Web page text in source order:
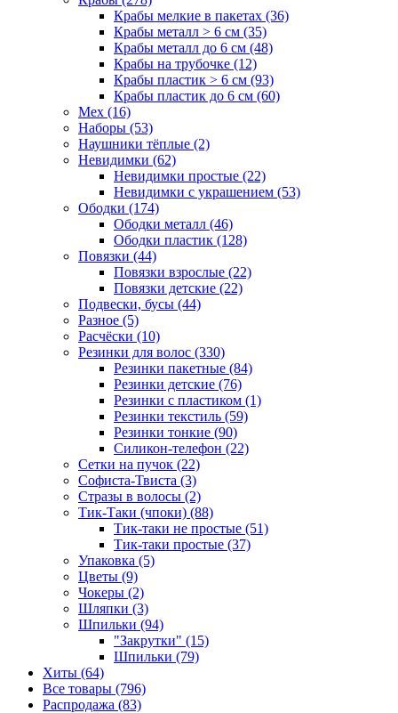
Крабы мелкие в пакетах (36)
Крабы металл > 6 см (35)
Крабы металл до 6 см (48)
Крабы на трубочке (12)
Крабы пластик > 6 см (93)
Крабы пластик до 6 см (60)
Мех (16)
Наборы (53)
Наушники тёплые (2)
Невидимки (62)
Невидимки простые (22)
Невидимки с украшением (53)
Ободки (174)
Ободки металл (46)
Ободки пластик (128)
Повязки (44)
Повязки взрослые (22)
Повязки детские (22)
Подвески, бусы (44)
Разное (5)
Расчёски (10)
Резинки для волос (330)
Резинки пакетные (84)
Резинки детские (76)
Резинки с пластиком (1)
Резинки текстиль (59)
Резинки тонкие (90)
Силикон-телефон (22)
Сетки на пучок (22)
Софиста-Твиста (3)
Стразы в волосы (2)
Тик-Таки (чпоки) (88)
Тик-таки не простые (51)
Тик-таки простые (37)
Упаковка (5)
Цветы (9)
Чокеры (2)
Шляпки (3)
Шпильки (94)
"Закрутки" (15)
Шпильки (79)
Хиты (64)
Все товары (796)
Распродажа (83)